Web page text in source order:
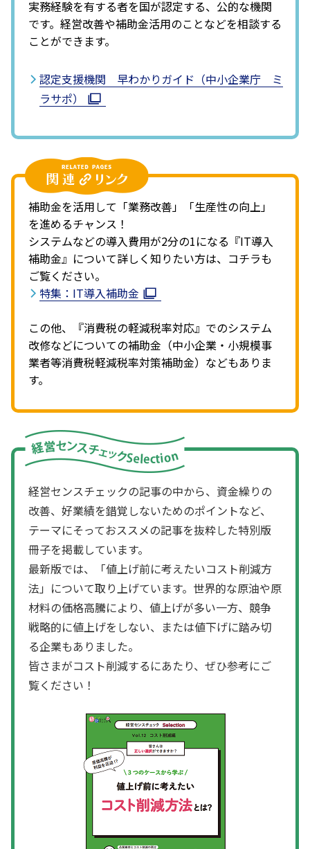
実務経験を有する者を国が認定する、公的な機関
です。経営改善や補助金活用のことなどを相談する
ことができます。
認定支援機関 早わかりガイド（中小企業庁 ミ
ラサポ）
補助金を活用して「業務改善」「生産性の向上」
を進めるチャンス！
システムなどの導入費用が2分の1になる『IT導入
補助金』について詳しく知りたい方は、コチラも
ご覧ください。
特集：IT導入補助金
この他、『消費税の軽減税率対応』でのシステム
改修などについての補助金（中小企業・小規模事
業者等消費税軽減税率対策補助金）などもありま
す。
経営センスチェックの記事の中から、資金繰りの
改善、好業績を錯覚しないためのポイントなど、
テーマにそっておススメの記事を抜粋した特別版
冊子を掲載しています。
最新版では、「値上げ前に考えたいコスト削減方
法」について取り上げています。世界的な原油や原
材料の価格高騰により、値上げが多い一方、競争
戦略的に値上げをしない、または値下げに踏み切
る企業もありました。
皆さまがコスト削減するにあたり、ぜひ参考にご
覧ください！